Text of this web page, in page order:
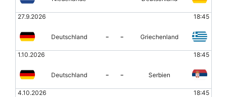
27.9.2026 18:45
Deutschland - - Griechenland
1.10.2026 18:45
Deutschland - - Serbien
4.10.2026 18:45